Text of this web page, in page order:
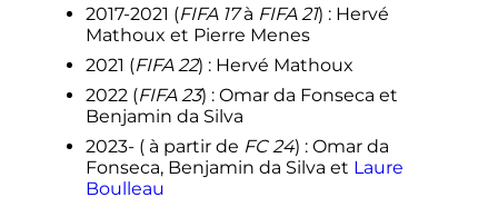
2017-2021 (FIFA 17à FIFA 21) : Hervé
Mathoux et Pierre Menes
2021 (FIFA 22) : Hervé Mathoux
2022 (FIFA 23) : Omar da Fonseca et
Benjamin da Silva
2023- ( à partir de FC 24) : Omar da
Fonseca, Benjamin da Silva et Laure
Boulleau